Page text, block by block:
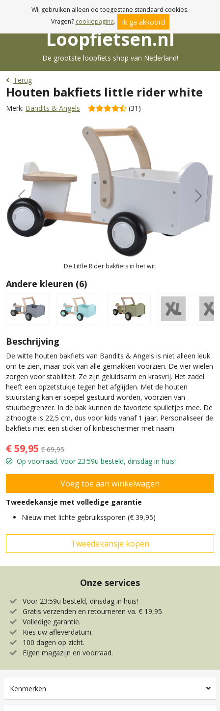
Voor 23:59u besteld, dinsdag in huis!
Loopfietsen.nl
De grootste loopfiets shop van Nederland!
Terug
Houten bakfiets little rider white
Merk: Bandits & Angels (31)
De Little Rider bakfiets in het wit.
Previous Next
Andere kleuren (6)
Beschrijving
De witte houten bakfiets van Bandits & Angels is niet alleen leuk
om te zien, maar ook van alle gemakken voorzien. De vier wielen
zorgen voor stabiliteit. Ze zijn geluidsarm en krasvrij. Het zadel
heeft een opzetstukje tegen het afglijden. Met de houten
stuurstang kan er soepel gestuurd worden, voorzien van
stuurbegrenzer. In de bak kunnen de favoriete spulletjes mee. De
zithoogte is 22,5 cm, dus voor kids vanaf 1 jaar. Personaliseer de
bakfiets met een sticker of kinbeschermer met naam.
€ 59,95 € 69,95
Op voorraad. Voor 23:59u besteld, dinsdag in huis!
Tweedekansje met volledige garantie
Nieuw met lichte gebruikssporen (€ 39,95)
Onze services
Voor 23:59u besteld, dinsdag in huis!
Gratis verzenden en retourneren va. € 19,95
Volledige garantie.
Kies uw afleverdatum.
100 dagen op zicht.
Eigen magazijn en voorraad.
Kenmerken
Wij gebruiken alleen de toegestane standaard cookies.
Vragen? cookiepagina. Ik ga akkoord